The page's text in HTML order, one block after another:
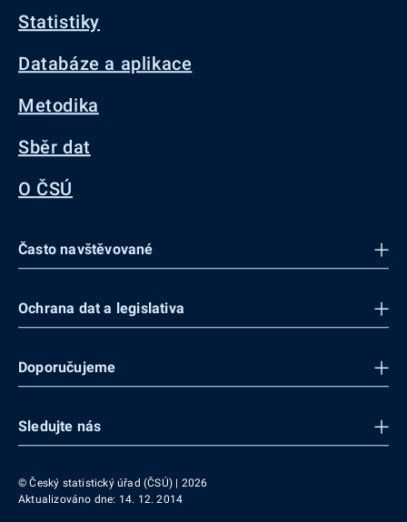
Statistiky
Databáze a aplikace
Metodika
Sběr dat
O ČSÚ
Často navštěvované
Ochrana dat a legislativa
Doporučujeme
Sledujte nás
© Český statistický úřad (ČSÚ) | 2026
Aktualizováno dne: 14. 12. 2014